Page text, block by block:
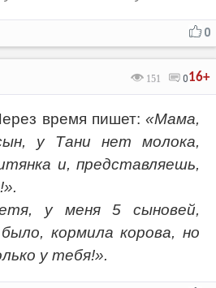
0
16+
151 0
время пишет: «Мама,
у Тани нет молока,
и, представляешь,
у меня 5 сыновей,
кормила корова, но
у тебя!».